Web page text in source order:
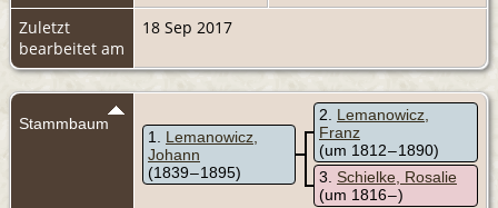
Zuletzt
bearbeitet am
18 Sep 2017
Stammbaum
1
Lemanowicz,
Johann
(1839 – 1895)
2
Lemanowicz,
Franz
(um 1812 – 1890)
3
Schielke, Rosalie
(um 1816 – )